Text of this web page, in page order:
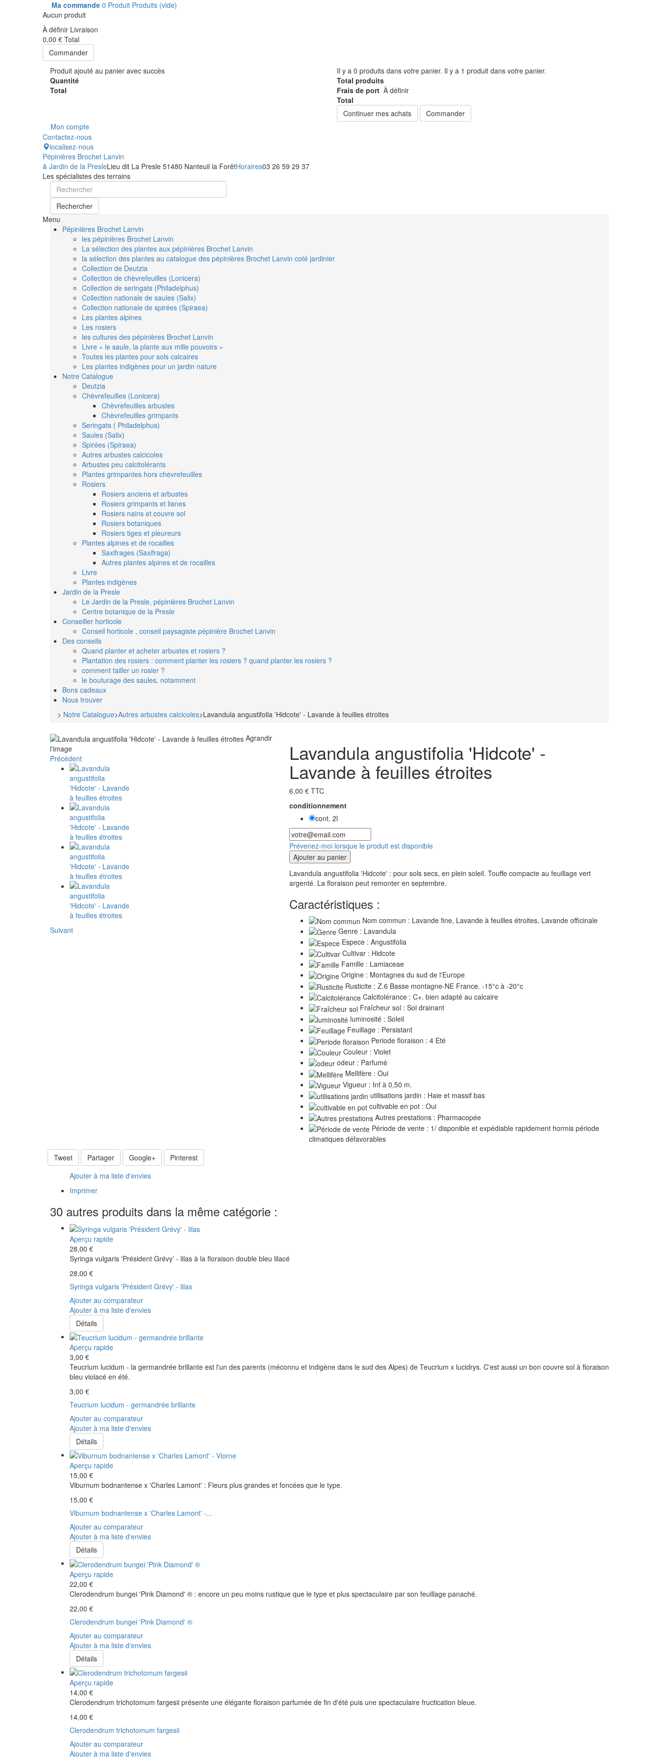
Ma commande 0 Produit Produits (vide)
Aucun produit
À définir Livraison
0,00 € Total
Commander
Produit ajouté au panier avec succès
Quantité
Total
Il y a 0 produits dans votre panier. Il y a 1 produit dans votre panier.
Total produits
Frais de port À définir
Total
Continuer mes achats
Commander
Mon compte
Contactez-nous
localisez-nous
Pépinières Brochet Lanvin
& Jardin de la PresleLieu dit La Presle 51480 Nanteuil la ForêtHoraires03 26 59 29 37
Les spécialistes des terrains
Rechercher
Menu
Pépinières Brochet Lanvin
les pépinières Brochet Lanvin
La sélection des plantes aux pépinières Brochet Lanvin
la sélection des plantes au catalogue des pépinières Brochet Lanvin coté jardinier
Collection de Deutzia
Collection de chèvrefeuilles (Lonicera)
Collection de seringats (Philadelphus)
Collection nationale de saules (Salix)
Collection nationale de spirées (Spiraea)
Les plantes alpines
Les rosiers
les cultures des pépinières Brochet Lanvin
Livre « le saule, la plante aux mille pouvoirs »
Toutes les plantes pour sols calcaires
Les plantes indigènes pour un jardin nature
Notre Catalogue
Deutzia
Chèvrefeuilles (Lonicera)
Chèvrefeuilles arbustes
Chèvrefeuilles grimpants
Seringats ( Philadelphus)
Saules (Salix)
Spirées (Spiraea)
Autres arbustes calcicoles
Arbustes peu calcitolérants
Plantes grimpantes hors chèvrefeuilles
Rosiers
Rosiers anciens et arbustes
Rosiers grimpants et lianes
Rosiers nains et couvre sol
Rosiers botaniques
Rosiers tiges et pleureurs
Plantes alpines et de rocailles
Saxifrages (Saxifraga)
Autres plantes alpines et de rocailles
Livre
Plantes indigènes
Jardin de la Presle
Le Jardin de la Presle, pépinières Brochet Lanvin
Centre botanique de la Presle
Conseiller horticole
Conseil horticole , conseil paysagiste pépinière Brochet Lanvin
Des conseils
Quand planter et acheter arbustes et rosiers ?
Plantation des rosiers : comment planter les rosiers ? quand planter les rosiers ?
comment tailler un rosier ?
le bouturage des saules, notamment
Bons cadeaux
Nous trouver
> Notre Catalogue>Autres arbustes calcicoles>Lavandula angustifolia 'Hidcote' - Lavande à feuilles étroites
Agrandir
l'image
Précédent
Suivant
Lavandula angustifolia 'Hidcote' -
Lavande à feuilles étroites
6,00 € TTC
conditionnement
cont. 2l
Prévenez-moi lorsque le produit est disponible
Ajouter au panier
Lavandula angustifolia 'Hidcote' : pour sols secs, en plein soleil. Touffe compacte au feuillage vert
argenté. La floraison peut remonter en septembre.
Caractéristiques :
Nom commun : Lavande fine, Lavande à feuilles étroites, Lavande officinale
Genre : Lavandula
Espece : Angustifolia
Cultivar : Hidcote
Famille : Lamiaceae
Origine : Montagnes du sud de l'Europe
Rusticite : Z.6 Basse montagne-NE France. -15°c à -20°c
Calcitolérance : C+. bien adapté au calcaire
Fraîcheur sol : Sol drainant
luminosité : Soleil
Feuillage : Persistant
Periode floraison : 4 Eté
Couleur : Violet
odeur : Parfumé
Mellifère : Oui
Vigueur : Inf à 0,50 m.
utilisations jardin : Haie et massif bas
cultivable en pot : Oui
Autres prestations : Pharmacopée
Période de vente : 1/ disponible et expédiable rapidement hormis période
climatiques défavorables
Tweet
Partager Google+
Pinterest
Ajouter à ma liste d'envies
Imprimer
30 autres produits dans la même catégorie :
Aperçu rapide
28,00 €
Syringa vulgaris 'Président Grévy' - lilas à la floraison double bleu lilacé
28,00 €
Syringa vulgaris 'Président Grévy' - lilas
Ajouter au comparateur
Ajouter à ma liste d'envies
Détails
Aperçu rapide
3,00 €
Teucrium lucidum - la germandrée brillante est l'un des parents (méconnu et indigène dans le sud des Alpes) de Teucrium x lucidrys. C'est aussi un bon couvre sol à floraison
bleu violacé en été.
3,00 €
Teucrium lucidum - germandrée brillante
Ajouter au comparateur
Ajouter à ma liste d'envies
Détails
Aperçu rapide
15,00 €
Viburnum bodnantense x 'Charles Lamont' : Fleurs plus grandes et foncées que le type.
15,00 €
Viburnum bodnantense x 'Charles Lamont' -...
Ajouter au comparateur
Ajouter à ma liste d'envies
Détails
Aperçu rapide
22,00 €
Clerodendrum bungei 'Pink Diamond' ® : encore un peu moins rustique que le type et plus spectaculaire par son feuillage panaché.
22,00 €
Clerodendrum bungei 'Pink Diamond' ®
Ajouter au comparateur
Ajouter à ma liste d'envies
Détails
Aperçu rapide
14,00 €
Clerodendrum trichotomum fargesii présente une élégante floraison parfumée de fin d'été puis une spectaculaire fructication bleue.
14,00 €
Clerodendrum trichotomum fargesii
Ajouter au comparateur
Ajouter à ma liste d'envies